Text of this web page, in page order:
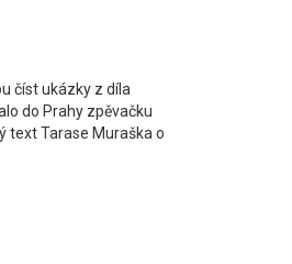
číst ukázky z díla
do Prahy zpěvačku
text Tarase Muraška o